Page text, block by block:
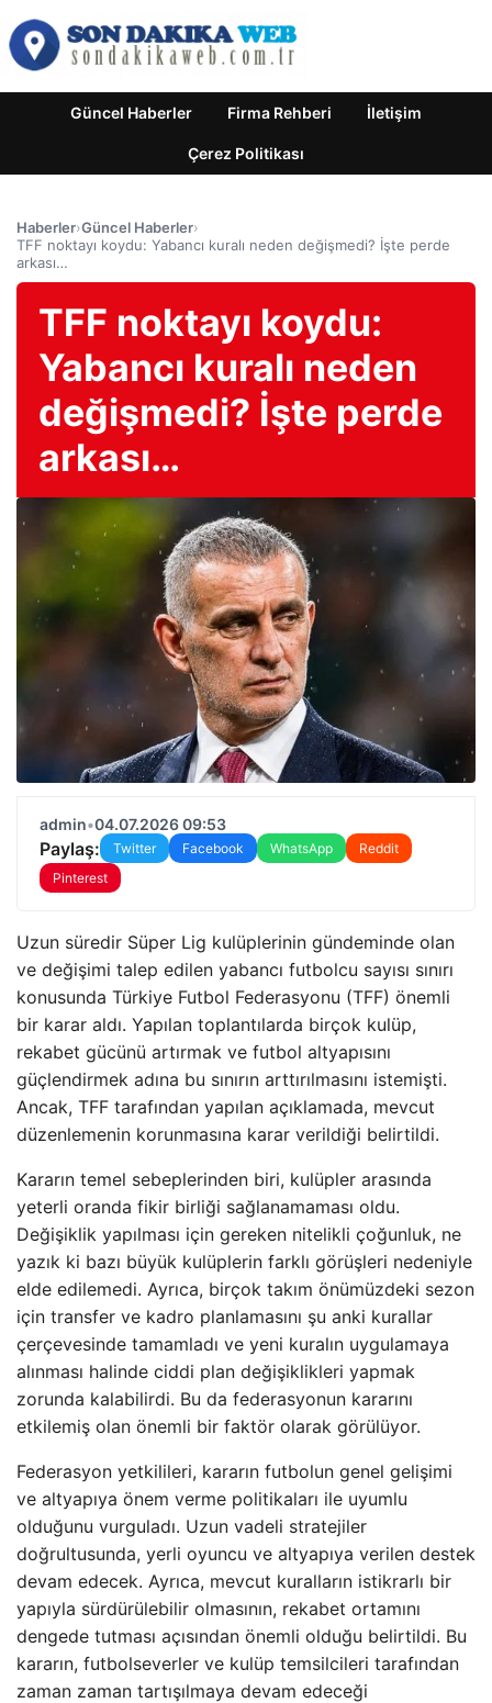
Güncel Haberler Firma Rehberi İletişim
Çerez Politikası
Haberler›Güncel Haberler›
TFF noktayı koydu: Yabancı kuralı neden değişmedi? İşte perde
arkası…
TFF noktayı koydu:
Yabancı kuralı neden
değişmedi? İşte perde
arkası…
admin•04.07.2026 09:53
Paylaş: Twitter Facebook WhatsApp
Reddit
Pinterest
Uzun süredir Süper Lig kulüplerinin gündeminde olan
ve değişimi talep edilen yabancı futbolcu sayısı sınırı
konusunda Türkiye Futbol Federasyonu (TFF) önemli
bir karar aldı. Yapılan toplantılarda birçok kulüp,
rekabet gücünü artırmak ve futbol altyapısını
güçlendirmek adına bu sınırın arttırılmasını istemişti.
Ancak, TFF tarafından yapılan açıklamada, mevcut
düzenlemenin korunmasına karar verildiği belirtildi.
Kararın temel sebeplerinden biri, kulüpler arasında
yeterli oranda fikir birliği sağlanamaması oldu.
Değişiklik yapılması için gereken nitelikli çoğunluk, ne
yazık ki bazı büyük kulüplerin farklı görüşleri nedeniyle
elde edilemedi. Ayrıca, birçok takım önümüzdeki sezon
için transfer ve kadro planlamasını şu anki kurallar
çerçevesinde tamamladı ve yeni kuralın uygulamaya
alınması halinde ciddi plan değişiklikleri yapmak
zorunda kalabilirdi. Bu da federasyonun kararını
etkilemiş olan önemli bir faktör olarak görülüyor.
Federasyon yetkilileri, kararın futbolun genel gelişimi
ve altyapıya önem verme politikaları ile uyumlu
olduğunu vurguladı. Uzun vadeli stratejiler
doğrultusunda, yerli oyuncu ve altyapıya verilen destek
devam edecek. Ayrıca, mevcut kuralların istikrarlı bir
yapıyla sürdürülebilir olmasının, rekabet ortamını
dengede tutması açısından önemli olduğu belirtildi. Bu
kararın, futbolseverler ve kulüp temsilcileri tarafından
zaman zaman tartışılmaya devam edeceği